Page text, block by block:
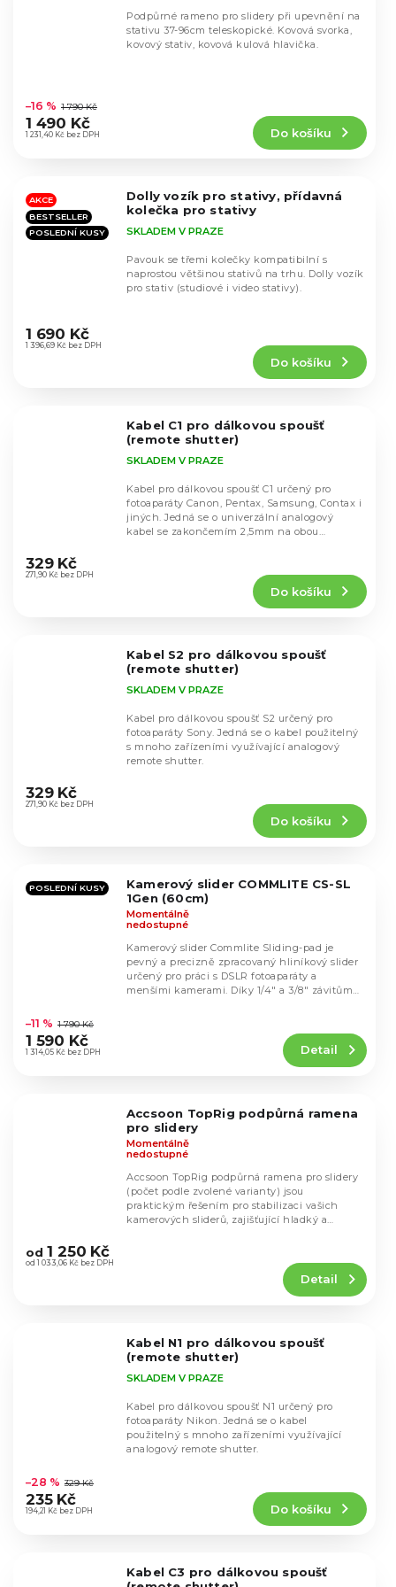
hodnocení
produktu
je
hvězdiček.
1 231,40 Kč bez DPH
–16 % 1 790 Kč
1 490 Kč
Do košíku
Podpůrné rameno pro slidery při upevnění na
stativu 37-96cm teleskopické. Kovová svorka,
kovový stativ, kovová kulová hlavička.
AKCE
BESTSELLER
POSLEDNÍ KUSY
Dolly vozík pro stativy, přídavná
kolečka pro stativy
hodnocení
produktu
SKLADEM V PRAZE
1 396,69 Kč bez DPH
1 690 Kč
Do košíku
Pavouk se třemi kolečky kompatibilní s
naprostou většinou stativů na trhu. Dolly vozík
pro stativ (studiové i video stativy).
Kabel C1 pro dálkovou spoušť
(remote shutter)
hodnocení
produktu
SKLADEM V PRAZE
271,90 Kč bez DPH
329 Kč
Do košíku
Kabel pro dálkovou spoušť C1 určený pro
fotoaparáty Canon, Pentax, Samsung, Contax i
jiných. Jedná se o univerzální analogový
kabel se zakončemím 2,5mm na obou
Kabel S2 pro dálkovou spoušť
(remote shutter)
hodnocení
produktu
hvězdiček.
SKLADEM V PRAZE
271,90 Kč bez DPH
329 Kč
Do košíku
Kabel pro dálkovou spoušť S2 určený pro
fotoaparáty Sony. Jedná se o kabel použitelný
s mnoho zařízeními využívající analogový
remote shutter.
POSLEDNÍ KUSY
Kamerový slider COMMLITE CS-SL
1Gen (60cm)
hodnocení
produktu
je
Momentálně
nedostupné
1 314,05 Kč bez DPH
–11 % 1 790 Kč
1 590 Kč Detail
Kamerový slider Commlite Sliding-pad je
pevný a precizně zpracovaný hliníkový slider
určený pro práci s DSLR fotoaparáty a
menšími kamerami. Díky 1/4" a 3/8" závitům
Accsoon TopRig podpůrná ramena
pro slidery
hodnocení
produktu
Momentálně
nedostupné
od 1 033,06 Kč bez DPH
od 1 250 Kč
Detail
Accsoon TopRig podpůrná ramena pro slidery
(počet podle zvolené varianty) jsou
praktickým řešením pro stabilizaci vašich
kamerových sliderů, zajišťující hladký a
Kabel N1 pro dálkovou spoušť
(remote shutter)
hodnocení
produktu
je
SKLADEM V PRAZE
194,21 Kč bez DPH
–28 % 329 Kč
235 Kč
Do košíku
Kabel pro dálkovou spoušť N1 určený pro
fotoaparáty Nikon. Jedná se o kabel
použitelný s mnoho zařízeními využívající
analogový remote shutter.
Kabel C3 pro dálkovou spoušť